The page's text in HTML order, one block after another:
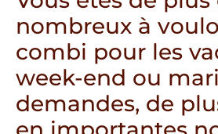
nombreux à
combi pour les
week-end ou
demandes, de